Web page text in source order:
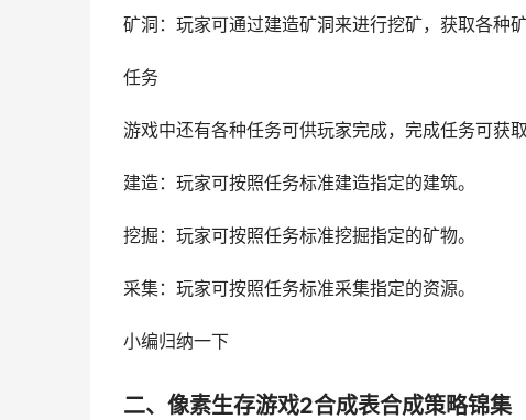
矿洞：玩家可通过建造矿洞来进行挖矿，获取各种矿
任务
游戏中还有各种任务可供玩家完成，完成任务可获
建造：玩家可按照任务标准建造指定的建筑。
挖掘：玩家可按照任务标准挖掘指定的矿物。
采集：玩家可按照任务标准采集指定的资源。
小编归纳一下
二、像素生存游戏2合成表合成策略锦集